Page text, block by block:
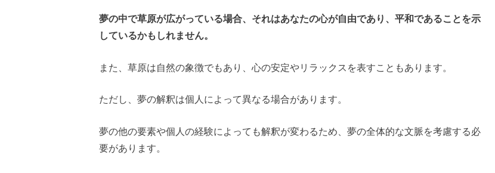
夢の中で草原が広がっている場合、それはあなたの心が自由であり、平和であることを示
しているかもしれません。
また、草原は自然の象徴でもあり、心の安定やリラックスを表すこともあります。
ただし、夢の解釈は個人によって異なる場合があります。
夢の他の要素や個人の経験によっても解釈が変わるため、夢の全体的な文脈を考慮する必
要があります。